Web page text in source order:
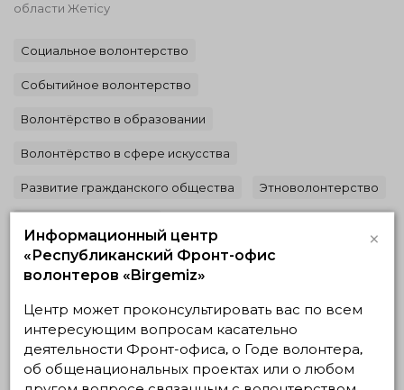
области Жетісу
Социальное волонтерство
Событийное волонтерство
Волонтёрство в образовании
Волонтёрство в сфере искусства
Развитие гражданского общества Этноволонтерство
16.03.2026 18:17
Информационный центр
«Республиканский Фронт-офис
волонтеров «Birgemiz»
×
Центр может проконсультировать вас по всем
интересующим вопросам касательно
деятельности Фронт-офиса, о Годе волонтера,
об общенациональных проектах или о любом